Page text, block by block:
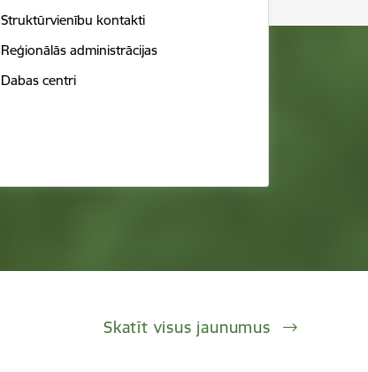
Struktūrvienību kontakti
Reģionālās administrācijas
Dabas centri
Skatīt visus jaunumus